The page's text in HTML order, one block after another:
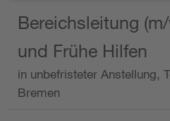
Bereichsleitung
und Frühe Hilfen
in unbefristeter Anstellung,
Bremen